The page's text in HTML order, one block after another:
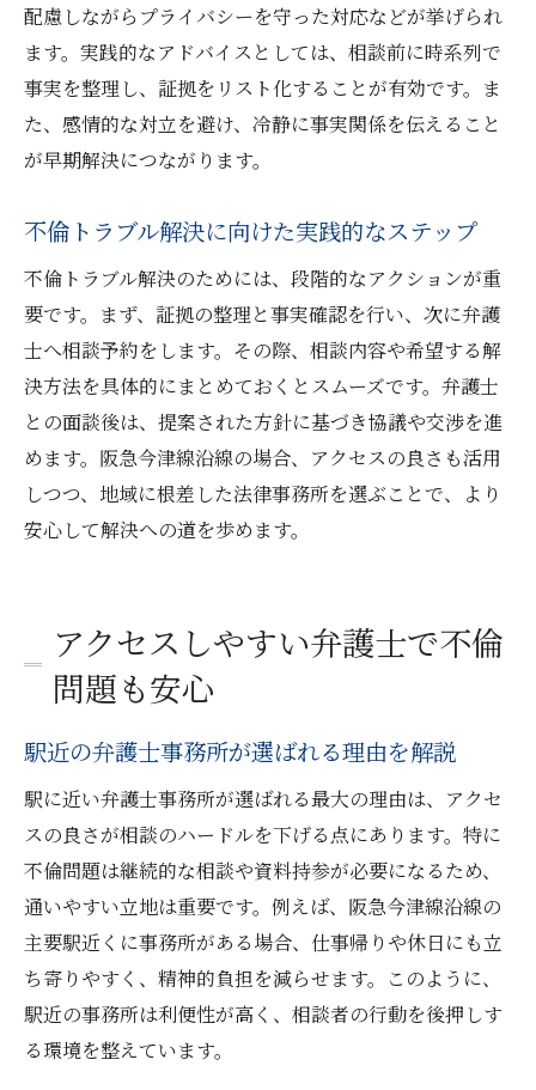
配慮しながらプライバシーを守った対応などが挙げられ
ます。実践的なアドバイスとしては、相談前に時系列で
事実を整理し、証拠をリスト化することが有効です。ま
た、感情的な対立を避け、冷静に事実関係を伝えること
が早期解決につながります。
不倫トラブル解決に向けた実践的なステップ
不倫トラブル解決のためには、段階的なアクションが重
要です。まず、証拠の整理と事実確認を行い、次に弁護
士へ相談予約をします。その際、相談内容や希望する解
決方法を具体的にまとめておくとスムーズです。弁護士
との面談後は、提案された方針に基づき協議や交渉を進
めます。阪急今津線沿線の場合、アクセスの良さも活用
しつつ、地域に根差した法律事務所を選ぶことで、より
安心して解決への道を歩めます。
アクセスしやすい弁護士で不倫
問題も安心
駅近の弁護士事務所が選ばれる理由を解説
駅に近い弁護士事務所が選ばれる最大の理由は、アクセ
スの良さが相談のハードルを下げる点にあります。特に
不倫問題は継続的な相談や資料持参が必要になるため、
通いやすい立地は重要です。例えば、阪急今津線沿線の
主要駅近くに事務所がある場合、仕事帰りや休日にも立
ち寄りやすく、精神的負担を減らせます。このように、
駅近の事務所は利便性が高く、相談者の行動を後押しす
る環境を整えています。